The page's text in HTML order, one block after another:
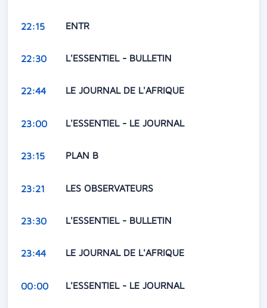
22:15 ENTR
22:30 L'ESSENTIEL - BULLETIN
22:44 LE JOURNAL DE L'AFRIQUE
23:00 L'ESSENTIEL - LE JOURNAL
23:15 PLAN B
23:21 LES OBSERVATEURS
23:30 L'ESSENTIEL - BULLETIN
23:44 LE JOURNAL DE L'AFRIQUE
00:00 L'ESSENTIEL - LE JOURNAL